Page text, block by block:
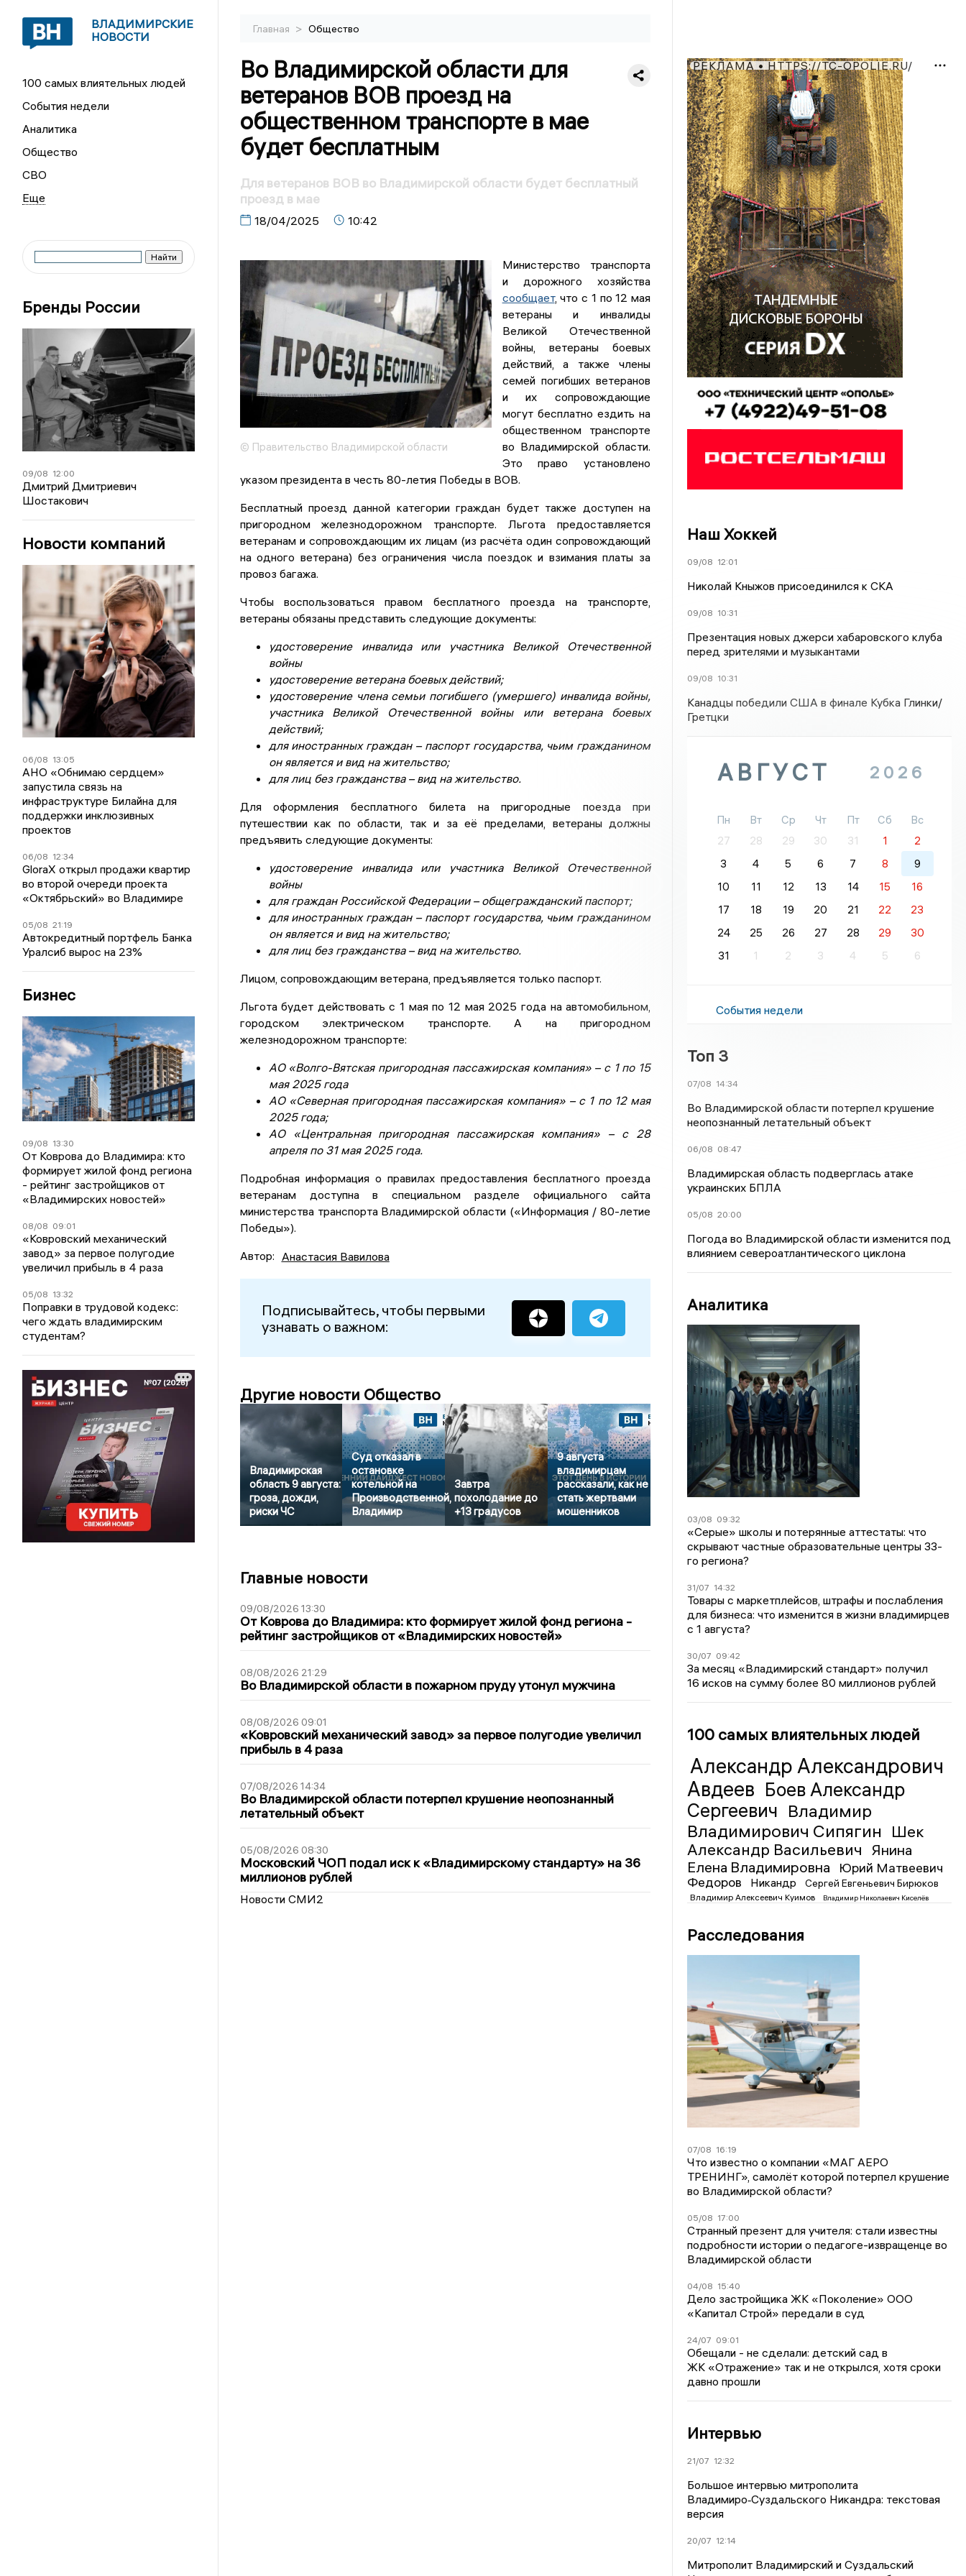
ВЛАДИМИРСКИЕ
НОВОСТИ
100 самых влиятельных людей
События недели
Аналитика
Общество
СВО
Бренды России
09/08 12:00
Дмитрий Дмитриевич
Шостакович
Новости компаний
06/08 13:05
АНО «Обнимаю сердцем»
запустила связь на
инфраструктуре Билайна для
поддержки инклюзивных
проектов
06/08 12:34
GloraX открыл продажи квартир
во второй очереди проекта
«Октябрьский» во Владимире
05/08 21:19
Автокредитный портфель Банка
Уралсиб вырос на 23%
Бизнес
09/08 13:30
От Коврова до Владимира: кто
формирует жилой фонд региона
- рейтинг застройщиков от
«Владимирских новостей»
08/08 09:01
«Ковровский механический
завод» за первое полугодие
увеличил прибыль в 4 раза
05/08 13:32
Поправки в трудовой кодекс:
чего ждать владимирским
студентам?
Главная > Общество
Во Владимирской области для
ветеранов ВОВ проезд на
общественном транспорте в мае
будет бесплатным
Для ветеранов ВОВ во Владимирской области будет бесплатный
проезд в мае
18/04/2025 10:42
© Правительство Владимирской области
Министерство транспорта
и дорожного хозяйства
сообщает, что с 1 по 12 мая
ветераны и инвалиды
Великой Отечественной
войны, ветераны боевых
действий, а также члены
семей погибших ветеранов
и их сопровождающие
могут бесплатно ездить на
общественном транспорте
во Владимирской области.
Это право установлено
указом президента в честь 80-летия Победы в ВОВ.
Бесплатный проезд данной категории граждан будет также доступен на
пригородном железнодорожном транспорте. Льгота предоставляется
ветеранам и сопровождающим их лицам (из расчёта один сопровождающий
на одного ветерана) без ограничения числа поездок и взимания платы за
провоз багажа.
Чтобы воспользоваться правом бесплатного проезда на транспорте,
ветераны обязаны представить следующие документы:
удостоверение инвалида или участника Великой Отечественной
войны
удостоверение ветерана боевых действий;
удостоверение члена семьи погибшего (умершего) инвалида войны,
участника Великой Отечественной войны или ветерана боевых
действий;
для иностранных граждан – паспорт государства, чьим гражданином
он является и вид на жительство;
для лиц без гражданства – вид на жительство.
Для оформления бесплатного билета на пригородные поезда при
путешествии как по области, так и за её пределами, ветераны должны
предъявить следующие документы:
удостоверение инвалида или участника Великой Отечественной
войны
для граждан Российской Федерации – общегражданский паспорт;
для иностранных граждан – паспорт государства, чьим гражданином
он является и вид на жительство;
для лиц без гражданства – вид на жительство.
Лицом, сопровождающим ветерана, предъявляется только паспорт.
Льгота будет действовать с 1 мая по 12 мая 2025 года на автомобильном,
городском электрическом транспорте. А на пригородном
железнодорожном транспорте:
АО «Волго-Вятская пригородная пассажирская компания» – с 1 по 15
мая 2025 года
АО «Северная пригородная пассажирская компания» – с 1 по 12 мая
2025 года;
АО «Центральная пригородная пассажирская компания» – с 28
апреля по 31 мая 2025 года.
Подробная информация о правилах предоставления бесплатного проезда
ветеранам доступна в специальном разделе официального сайта
министерства транспорта Владимирской области («Информация / 80-летие
Победы»).
Автор: Анастасия Вавилова
Подписывайтесь, чтобы первыми
узнавать о важном:
Другие новости Общество
Владимирская
область 9 августа:
гроза, дожди,
риски ЧС
Суд отказал в
остановке
котельной на
Производственной,
Владимир
Завтра
похолодание до
+13 градусов
9 августа
владимирцам
рассказали, как не
стать жертвами
мошенников
Главные новости
09/08/2026 13:30
От Коврова до Владимира: кто формирует жилой фонд региона -
рейтинг застройщиков от «Владимирских новостей»
08/08/2026 21:29
Во Владимирской области в пожарном пруду утонул мужчина
08/08/2026 09:01
«Ковровский механический завод» за первое полугодие увеличил
прибыль в 4 раза
07/08/2026 14:34
Во Владимирской области потерпел крушение неопознанный
летательный объект
05/08/2026 08:30
Московский ЧОП подал иск к «Владимирскому стандарту» на 36
миллионов рублей
Новости СМИ2
РЕКЛАМА • HTTPS://TC-OPOLIE.RU/
Наш Хоккей
09/08 12:01
Николай Кныжов присоединился к СКА
09/08 10:31
Презентация новых джерси хабаровского клуба
перед зрителями и музыкантами
09/08 10:31
Канадцы победили США в финале Кубка Глинки/
Гретцки
АВГУСТ 2026
Пн Вт Ср Чт Пт Сб
Вс
27
28 29 30 31 1
2
3
4 5 6 7 8
9
10
11 12 13 14 15
16
17
18 19 20 21 22
23
24
25 26 27 28 29
30
31
1 2 3 4 5 6
События недели
Топ 3
07/08 14:34
Во Владимирской области потерпел крушение
неопознанный летательный объект
06/08 08:47
Владимирская область подверглась атаке
украинских БПЛА
05/08 20:00
Погода во Владимирской области изменится под
влиянием североатлантического циклона
Аналитика
03/08 09:32
«Серые» школы и потерянные аттестаты: что
скрывают частные образовательные центры 33-
го региона?
31/07 14:32
Товары с маркетплейсов, штрафы и послабления
для бизнеса: что изменится в жизни владимирцев
с 1 августа?
30/07 09:42
За месяц «Владимирский стандарт» получил
16 исков на сумму более 80 миллионов рублей
100 самых влиятельных людей
Александр Александрович
Авдеев Боев Александр
Сергеевич Владимир
Владимирович Сипягин Шек
Александр Васильевич
Янина
Елена Владимировна
Юрий Матвеевич
Федоров
Никандр Сергей Евгеньевич Бирюков
Владимир Алексеевич Куимов Владимир Николаевич Киселёв
Расследования
07/08 16:19
Что известно о компании «МАГ АЕРО
ТРЕНИНГ», самолёт которой потерпел крушение
во Владимирской области?
05/08 17:00
Странный презент для учителя: стали известны
подробности истории о педагоге-извращенце во
Владимирской области
04/08 15:40
Дело застройщика ЖК «Поколение» ООО
«Капитал Строй» передали в суд
24/07 09:01
Обещали - не сделали: детский сад в
ЖК «Отражение» так и не открылся, хотя сроки
давно прошли
Интервью
21/07 12:32
Большое интервью митрополита
Владимиро‑Суздальского Никандра: текстовая
версия
20/07 12:14
Митрополит Владимирский и Суздальский